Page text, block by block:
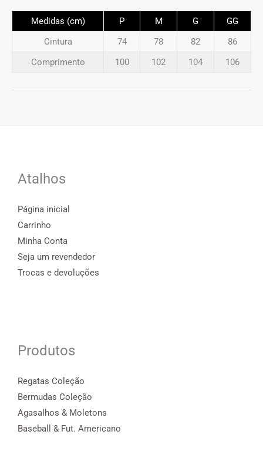
Medidas (cm) P M G
GG
Cintura
74 78 82
86
Comprimento
100 102 104 106
Atalhos
Página inicial
Carrinho
Minha Conta
Seja um revendedor
Trocas e devoluções
Produtos
Regatas Coleção
Bermudas Coleção
Agasalhos & Moletons
Baseball & Fut. Americano